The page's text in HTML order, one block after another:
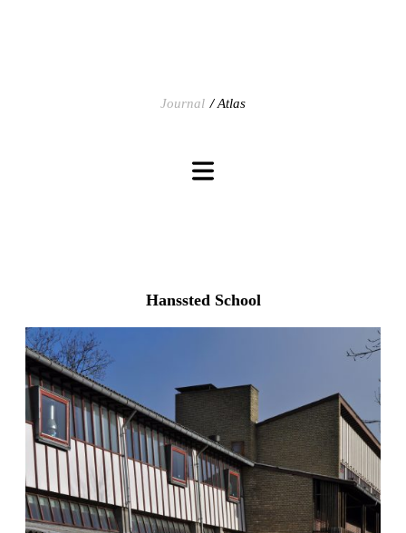
Journal Atlas
Hanssted School